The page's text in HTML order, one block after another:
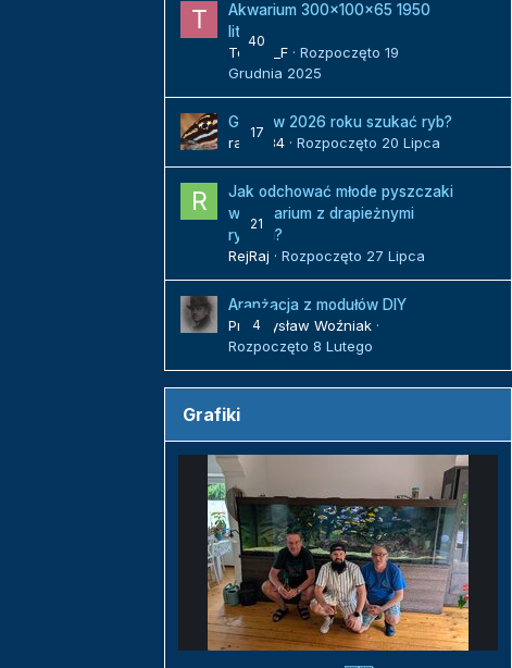
40
Akwarium 300x100x65 1950
litrów
Tomek_F · Rozpoczęto 19
Grudnia 2025
17
Gdzie w 2026 roku szukać ryb?
radek84 · Rozpoczęto 20 Lipca
21
Jak odchować młode pyszczaki
w akwarium z drapieżnymi
rybami?
RejRaj · Rozpoczęto 27 Lipca
4
Aranżacja z modułów DIY
Przemysław Woźniak ·
Rozpoczęto 8 Lutego
Grafiki